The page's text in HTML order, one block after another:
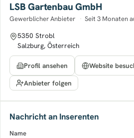
LSB Gartenbau GmbH
Gewerblicher Anbieter · Seit 3 Monaten
5350 Strobl
Salzburg, Österreich
Profil ansehen
Website
Anbieter folgen
Nachricht an Inserenten
Name